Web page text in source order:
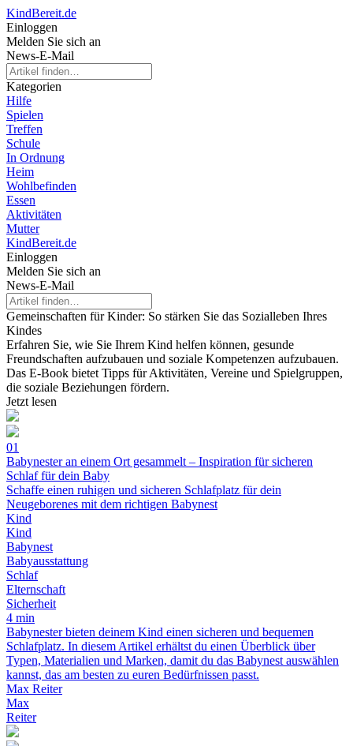
KindBereit.de
Einloggen
Melden Sie sich an
News-E-Mail
Kategorien
Hilfe
Spielen
Treffen
Schule
In Ordnung
Heim
Wohlbefinden
Essen
Aktivitäten
Mutter
KindBereit.de
Einloggen
Melden Sie sich an
News-E-Mail
Gemeinschaften für Kinder: So stärken Sie das Sozialleben Ihres
Kindes
Erfahren Sie, wie Sie Ihrem Kind helfen können, gesunde
Freundschaften aufzubauen und soziale Kompetenzen aufzubauen.
Das E-Book bietet Tipps für Aktivitäten, Vereine und Spielgruppen,
die soziale Beziehungen fördern.
Jetzt lesen
01
Babynester an einem Ort gesammelt – Inspiration für sicheren
Schlaf für dein Baby
Schaffe einen ruhigen und sicheren Schlafplatz für dein
Neugeborenes mit dem richtigen Babynest
Kind
Kind
Babynest
Babyausstattung
Schlaf
Elternschaft
Sicherheit
4 min
Babynester bieten deinem Kind einen sicheren und bequemen
Schlafplatz. In diesem Artikel erhältst du einen Überblick über
Typen, Materialien und Marken, damit du das Babynest auswählen
kannst, das am besten zu euren Bedürfnissen passt.
Max Reiter
Max
Reiter